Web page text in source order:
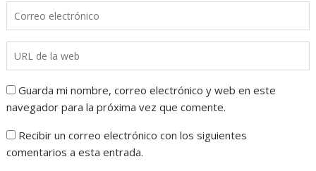
Guarda mi nombre, correo electrónico y web en este
navegador para la próxima vez que comente.
Recibir un correo electrónico con los siguientes
comentarios a esta entrada.